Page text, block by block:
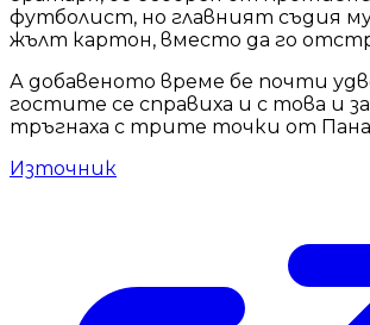
футболист, но главният съдия му
жълт картон, вместо да го
А добавеното време бе почти
гостите се справиха и с това и
тръгнаха с трите точки от
Източник